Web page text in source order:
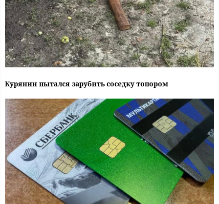
Курянин пытался зарубить соседку топором